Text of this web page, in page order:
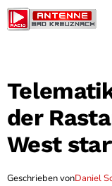
der
West
Geschrieben vonDaniel